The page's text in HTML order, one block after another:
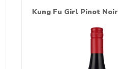
Kung Fu Girl Pinot Noir